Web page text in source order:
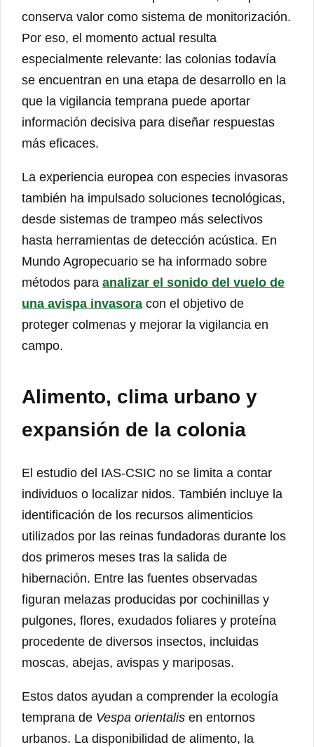
conserva valor como sistema de monitorización.
Por eso, el momento actual resulta
especialmente relevante: las colonias todavía
se encuentran en una etapa de desarrollo en la
que la vigilancia temprana puede aportar
información decisiva para diseñar respuestas
más eficaces.
La experiencia europea con especies invasoras
también ha impulsado soluciones tecnológicas,
desde sistemas de trampeo más selectivos
hasta herramientas de detección acústica. En
Mundo Agropecuario se ha informado sobre
métodos para analizar el sonido del vuelo de
una avispa invasora con el objetivo de
proteger colmenas y mejorar la vigilancia en
campo.
Alimento, clima urbano y
expansión de la colonia
El estudio del IAS-CSIC no se limita a contar
individuos o localizar nidos. También incluye la
identificación de los recursos alimenticios
utilizados por las reinas fundadoras durante los
dos primeros meses tras la salida de
hibernación. Entre las fuentes observadas
figuran melazas producidas por cochinillas y
pulgones, flores, exudados foliares y proteína
procedente de diversos insectos, incluidas
moscas, abejas, avispas y mariposas.
Estos datos ayudan a comprender la ecología
temprana de Vespa orientalis en entornos
urbanos. La disponibilidad de alimento, la